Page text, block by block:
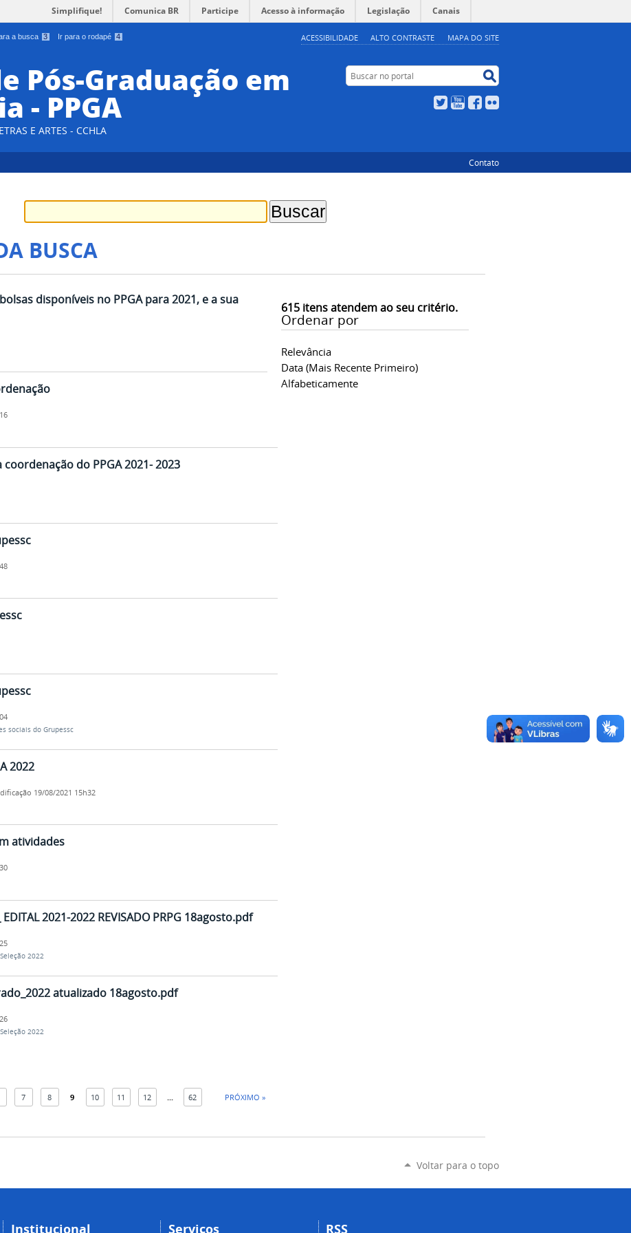
a busca 3 Ir para o rodapé 4 ACESSIBILIDADE ALTO CONTRASTE MAPA DO SITE
Simplifique! Comunica BR Participe Acesso à informação Legislação Canais
Pós-Graduação em
- PPGA
E ARTES - CCHLA
Buscar no portal
TwitterYouTubeFacebook
Contato
BUSCA
615itens atendem ao seu critério.
Ordenar por
Relevância
Data (mais Recente Primeiro)
Alfabeticamente
disponíveis no PPGA para 2021, e a sua
do PPGA 2021- 2023
sociais do Grupessc
2022
19/08/2021 15h32
atividades
EDITAL 2021-2022 REVISADO PRPG 18agosto.pdf
Seleção 2022
atualizado 18agosto.pdf
Seleção 2022
7 8 9 10 11 12 62 PRÓXIMO »
Voltar para o topo
Institucional Serviços RSS